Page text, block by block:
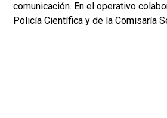
comunicación. En el operativo
Policía Científica y de la Comisaría